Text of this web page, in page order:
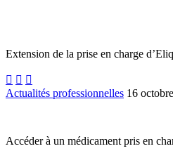
Extension de la prise en charge
  
Actualités professionnelles 16
Accéder à un médicament pris en